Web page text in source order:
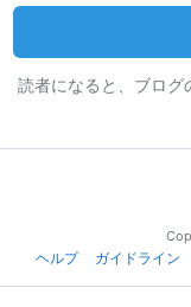
読者になると、ブログ
ヘルプ
ガイドライン